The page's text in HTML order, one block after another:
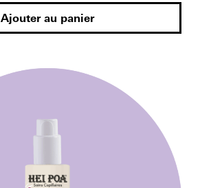
Ajouter au panier